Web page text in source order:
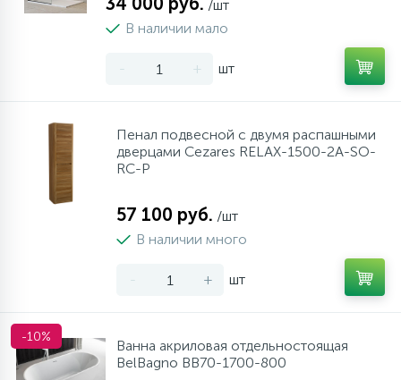
/шт
В наличии мало
- + шт
Пенал подвесной с двумя распашными
дверцами Cezares RELAX-1500-2A-SO-
RC-P
57 100 руб. /шт
В наличии много
- + шт
-10%
Ванна акриловая отдельностоящая
BelBagno BB70-1700-800